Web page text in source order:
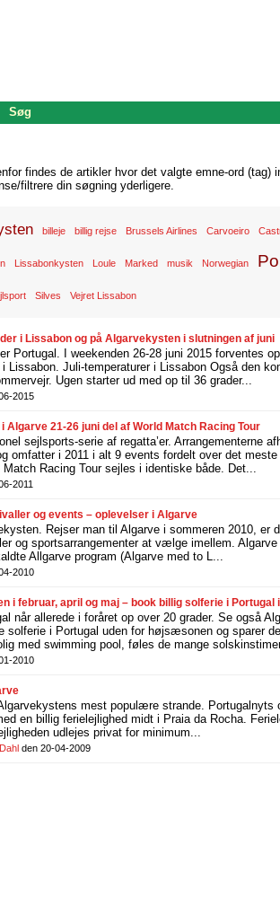
Søg
findes de artikler hvor det valgte emne-ord (tag)
filtrere din søgning yderligere.
billeje billig rejse Brussels Airlines Carvoeiro
Lissabonkysten Loule Marked musik Norwegian
Silves Vejret Lissabon
i Lissabon og på Algarvekysten i slutningen af juni
Portugal. I weekenden 26-28 juni 2015 forventes
Lissabon. Juli-temperaturer i Lissabon Også den
Ugen starter ud med op til 36 grader...
2015
21-26 juni del af World Match Racing Tour
sejlsports-serie af regatta’er. Arrangementerne
omfatter i 2011 i alt 9 events fordelt over det
Racing Tour sejles i identiske både. Det...
2011
og events – oplevelser i Algarve
Rejser man til Algarve i sommeren 2010, er
og sportsarrangementer at vælge imellem.
Allgarve program (Algarve med to L...
2010
i februar, april og maj – book billig solferie i Portugal
når allerede i foråret op over 20 grader. Se også
solferie i Portugal uden for højsæsonen og sparer
med swimming pool, føles de mange
2010
mest populære strande. Portugalnyts
en billig ferielejlighed midt i Praia da Rocha.
udlejes privat for minimum...
den 20-04-2009